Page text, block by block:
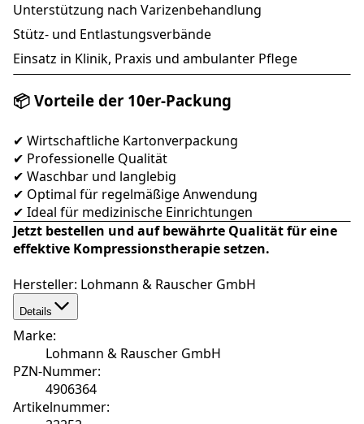
Unterstützung nach Varizenbehandlung
Stütz- und Entlastungsverbände
Einsatz in Klinik, Praxis und ambulanter Pflege
📦 Vorteile der 10er-Packung
✔ Wirtschaftliche Kartonverpackung
✔ Professionelle Qualität
✔ Waschbar und langlebig
✔ Optimal für regelmäßige Anwendung
✔ Ideal für medizinische Einrichtungen
Jetzt bestellen und auf bewährte Qualität für eine
effektive Kompressionstherapie setzen.
Hersteller: Lohmann & Rauscher GmbH
Details
Marke:
Lohmann & Rauscher GmbH
PZN-Nummer:
4906364
Artikelnummer: